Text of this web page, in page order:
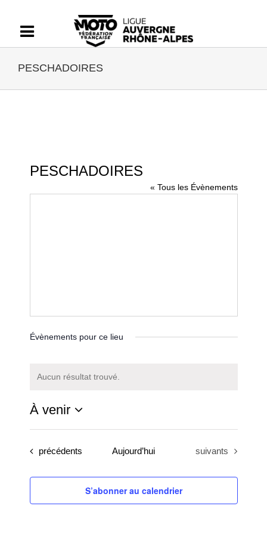
contenu
PESCHADOIRES
PESCHADOIRES
« Tous les Évènements
Évènements pour ce lieu
Notice
Aucun résultat trouvé.
À venir
Sélectionnez
uneÉvènements
précédents Aujourd’hui Évènements
suivants
S’abonner au calendrier